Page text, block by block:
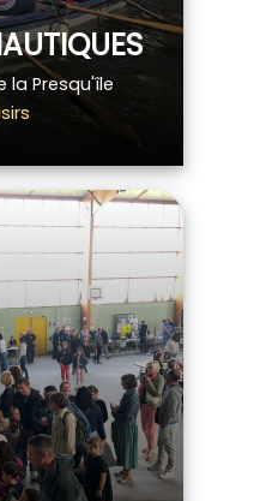
la Presqu'île